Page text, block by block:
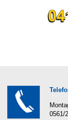
0561/